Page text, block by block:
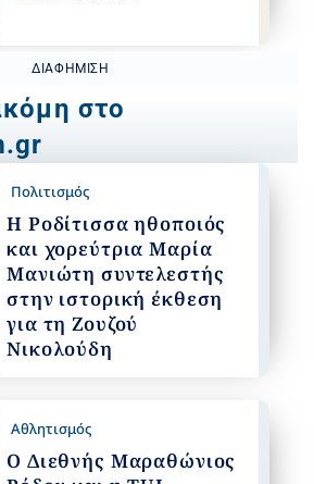
ΔΙΑΦΉΜΙΣΗ
στο
Πολιτισμός
Η Ροδίτισσα ηθοποιός
και χορεύτρια Μαρία
Μανιώτη συντελεστής
στην ιστορική έκθεση
για τη Ζουζού
Νικολούδη
Αθλητισμός
Ο Διεθνής Μαραθώνιος